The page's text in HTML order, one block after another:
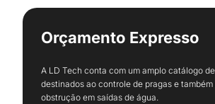
Orçamento Expresso
A LD Tech conta com um amplo catálogo
destinados ao controle de pragas e
obstrução em saídas de água.